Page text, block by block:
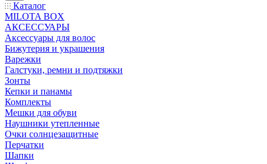
Каталог
MILOTA BOX
АКСЕССУАРЫ
Аксессуары для волос
Бижутерия и украшения
Варежки
Галстуки, ремни и подтяжки
Зонты
Кепки и панамы
Комплекты
Мешки для обуви
Наушники утепленные
Очки солнцезащитные
Перчатки
Шапки